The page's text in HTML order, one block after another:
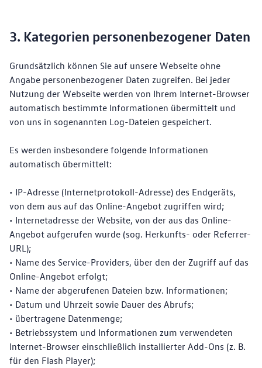
3. Kategorien personenbezogener Daten
Grundsätzlich können Sie auf unsere Webseite ohne
Angabe personenbezogener Daten zugreifen. Bei jeder
Nutzung der Webseite werden von Ihrem Internet-Browser
automatisch bestimmte Informationen übermittelt und
von uns in sogenannten Log-Dateien gespeichert.
Es werden insbesondere folgende Informationen
automatisch übermittelt:
• IP-Adresse (Internetprotokoll-Adresse) des Endgeräts,
von dem aus auf das Online-Angebot zugriffen wird;
• Internetadresse der Website, von der aus das Online-
Angebot aufgerufen wurde (sog. Herkunfts- oder Referrer-
URL);
• Name des Service-Providers, über den der Zugriff auf das
Online-Angebot erfolgt;
• Name der abgerufenen Dateien bzw. Informationen;
• Datum und Uhrzeit sowie Dauer des Abrufs;
• übertragene Datenmenge;
• Betriebssystem und Informationen zum verwendeten
Internet-Browser einschließlich installierter Add-Ons (z. B.
für den Flash Player);